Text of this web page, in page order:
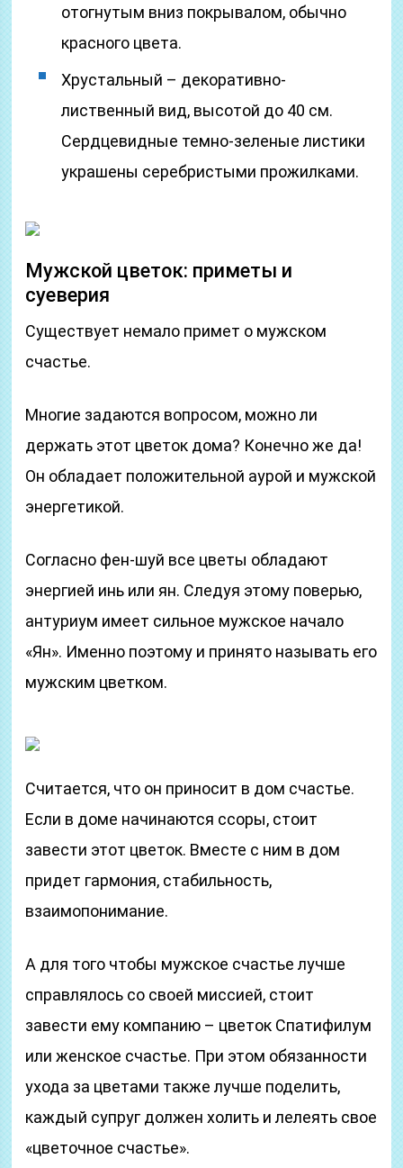
отогнутым вниз покрывалом, обычно
красного цвета.
Хрустальный – декоративно-
лиственный вид, высотой до 40 см.
Сердцевидные темно-зеленые листики
украшены серебристыми прожилками.
Мужской цветок: приметы и
суеверия
Существует немало примет о мужском
счастье.
Многие задаются вопросом, можно ли
держать этот цветок дома? Конечно же да!
Он обладает положительной аурой и мужской
энергетикой.
Согласно фен-шуй все цветы обладают
энергией инь или ян. Следуя этому поверью,
антуриум имеет сильное мужское начало
«Ян». Именно поэтому и принято называть его
мужским цветком.
Считается, что он приносит в дом счастье.
Если в доме начинаются ссоры, стоит
завести этот цветок. Вместе с ним в дом
придет гармония, стабильность,
взаимопонимание.
А для того чтобы мужское счастье лучше
справлялось со своей миссией, стоит
завести ему компанию – цветок Спатифилум
или женское счастье. При этом обязанности
ухода за цветами также лучше поделить,
каждый супруг должен холить и лелеять свое
«цветочное счастье».